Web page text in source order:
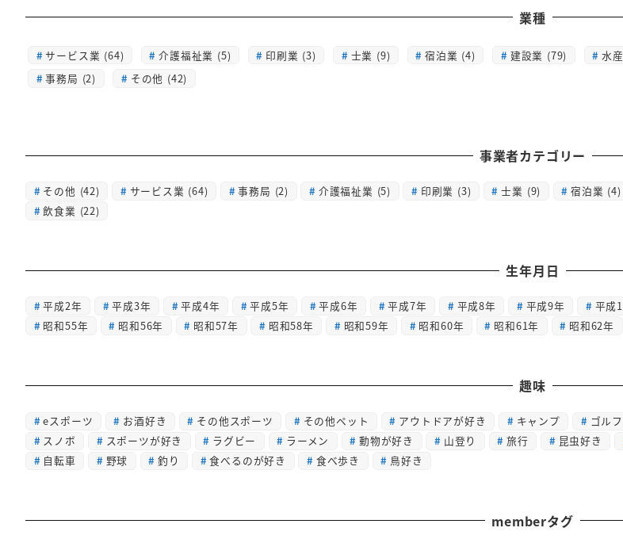
業種
サービス業 (64) 介護福祉業 (5) 印刷業 (3) 士業 (9) 宿泊業 (4) 建設業 (79) 水
事務局 (2)
その他 (42)
事業者カテゴリー
その他 (42) サービス業 (64) 事務局 (2) 介護福祉業 (5) 印刷業 (3) 士業 (9) 宿泊業 (4)
飲食業 (22)
生年月日
平成2年 平成3年 平成4年 平成5年 平成6年 平成7年 平成8年 平成9年 平成
昭和55年
昭和56年 昭和57年 昭和58年 昭和59年 昭和60年 昭和61年 昭和62年
趣味
eスポーツ お酒好き その他スポーツ その他ペット アウトドアが好き キャンプ ゴルフ
スノボ
スポーツが好き ラグビー ラーメン 動物が好き 山登り 旅行 昆虫好き
自転車
野球 釣り 食べるのが好き 食べ歩き 鳥好き
memberタグ